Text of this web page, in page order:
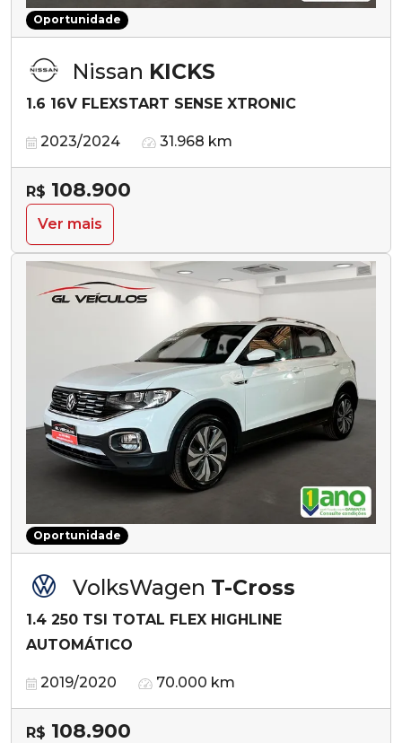
Oportunidade
Nissan KICKS
1.6 16V FLEXSTART SENSE XTRONIC
2023/2024 31.968 km
R$ 108.900
Ver mais
Oportunidade
VolksWagen T-Cross
1.4 250 TSI TOTAL FLEX HIGHLINE
AUTOMÁTICO
2019/2020 70.000 km
R$ 108.900